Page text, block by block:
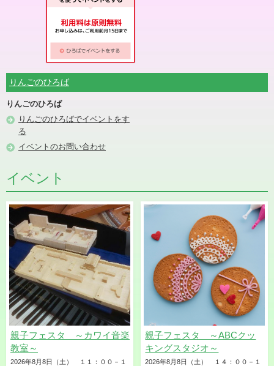
りんごのひろば
りんごのひろば
りんごのひろばでイベントをす
る
イベントのお問い合わせ
イベント
親子フェスタ ～カワイ音楽
教室～
2026年8月8日（土） １１：００－１
親子フェスタ ～ABCクッ
キングスタジオ～
2026年8月8日（土） １４：００－１